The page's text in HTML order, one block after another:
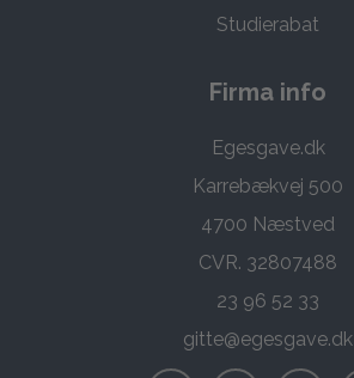
Studierabat
Firma info
Egesgave.dk
Karrebækvej 500
4700 Næstved
CVR. 32807488
23 96 52 33
gitte@egesgave.dk